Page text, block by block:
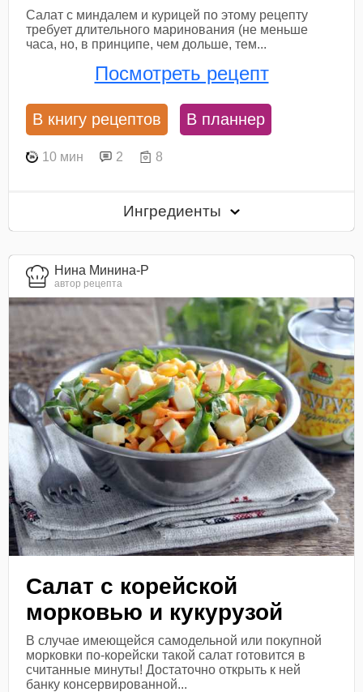
Салат с миндалем и курицей по этому рецепту
требует длительного маринования (не меньше
часа, но, в принципе, чем дольше, тем...
Посмотреть рецепт
В книгу рецептов В планнер
10 мин 2 8
Ингредиенты
Нина Минина-Р
автор рецепта
Салат с корейской
морковью и кукурузой
В случае имеющейся самодельной или покупной
морковки по-корейски такой салат готовится в
считанные минуты! Достаточно открыть к ней
банку консервированной...